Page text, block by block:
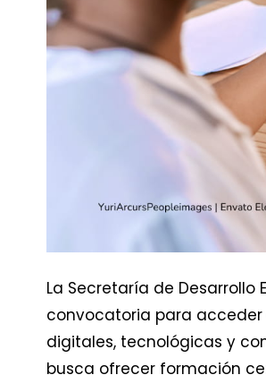
La Secretaría de Desarrollo
convocatoria para
digitales, tecnológicas y
busca ofrecer formación